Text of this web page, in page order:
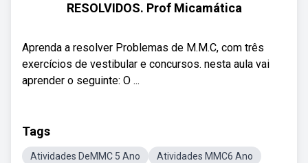
RESOLVIDOS. Prof Micamática
Aprenda a resolver Problemas de M.M.C, com três
exercícios de vestibular e concursos. nesta aula vai
aprender o seguinte: O ...
Tags
Atividades DeMMC 5 Ano Atividades MMC6 Ano